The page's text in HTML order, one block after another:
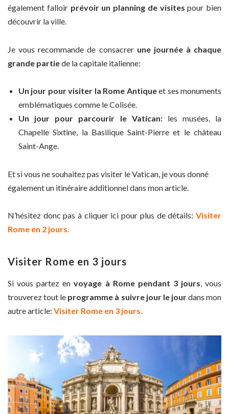
également falloir prévoir un planning de visites pour bien
découvrir la ville.
Je vous recommande de consacrer une journée à chaque
grande partiede la capitale italienne:
Un jour pour visiter la Rome Antiqueet ses monuments
emblématiques comme le Colisée.
Un jour pour parcourir le Vatican:les musées, la
Chapelle Sixtine, la Basilique Saint-Pierre et le château
Saint-Ange.
Et si vous ne souhaitez pas visiter le Vatican, je vous donné
également un itinéraire additionnel dans mon article.
N’hésitez donc pas à cliquer ici pour plus de détails: Visiter
Rome en 2 jours.
Visiter Rome en 3 jours
Si vous partez envoyage à Rome pendant 3 jours, vous
trouverez tout le programme à suivre jour le jourdans mon
autre article: Visiter Rome en 3 jours.